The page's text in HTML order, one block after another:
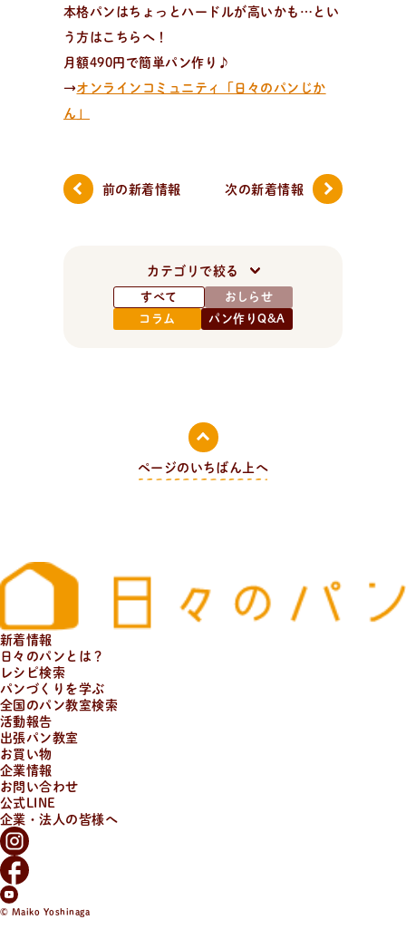
本格パンはちょっとハードルが高いかも…とい
う方はこちらへ！
月額490円で簡単パン作り♪
→オンラインコミュニティ「日々のパンじか
ん」
前の新着情報 次の新着情報
カテゴリで絞る
すべて
おしらせ
コラム
パン作りQ&A
ページのいちばん上へ
新着情報
日々のパンとは？
レシピ検索
パンづくりを学ぶ
全国のパン教室検索
活動報告
出張パン教室
お買い物
企業情報
お問い合わせ
公式LINE
企業・法人の皆様へ
© Maiko Yoshinaga